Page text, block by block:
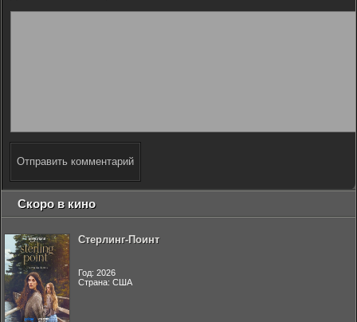
Отправить комментарий
Скоро в кино
Стерлинг-Поинт
Год: 2026
Страна: США